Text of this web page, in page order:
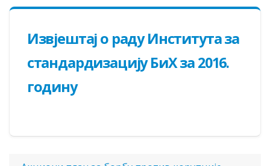
Извјештај о раду Института за
стандардизацију БиХ за 2016.
годину